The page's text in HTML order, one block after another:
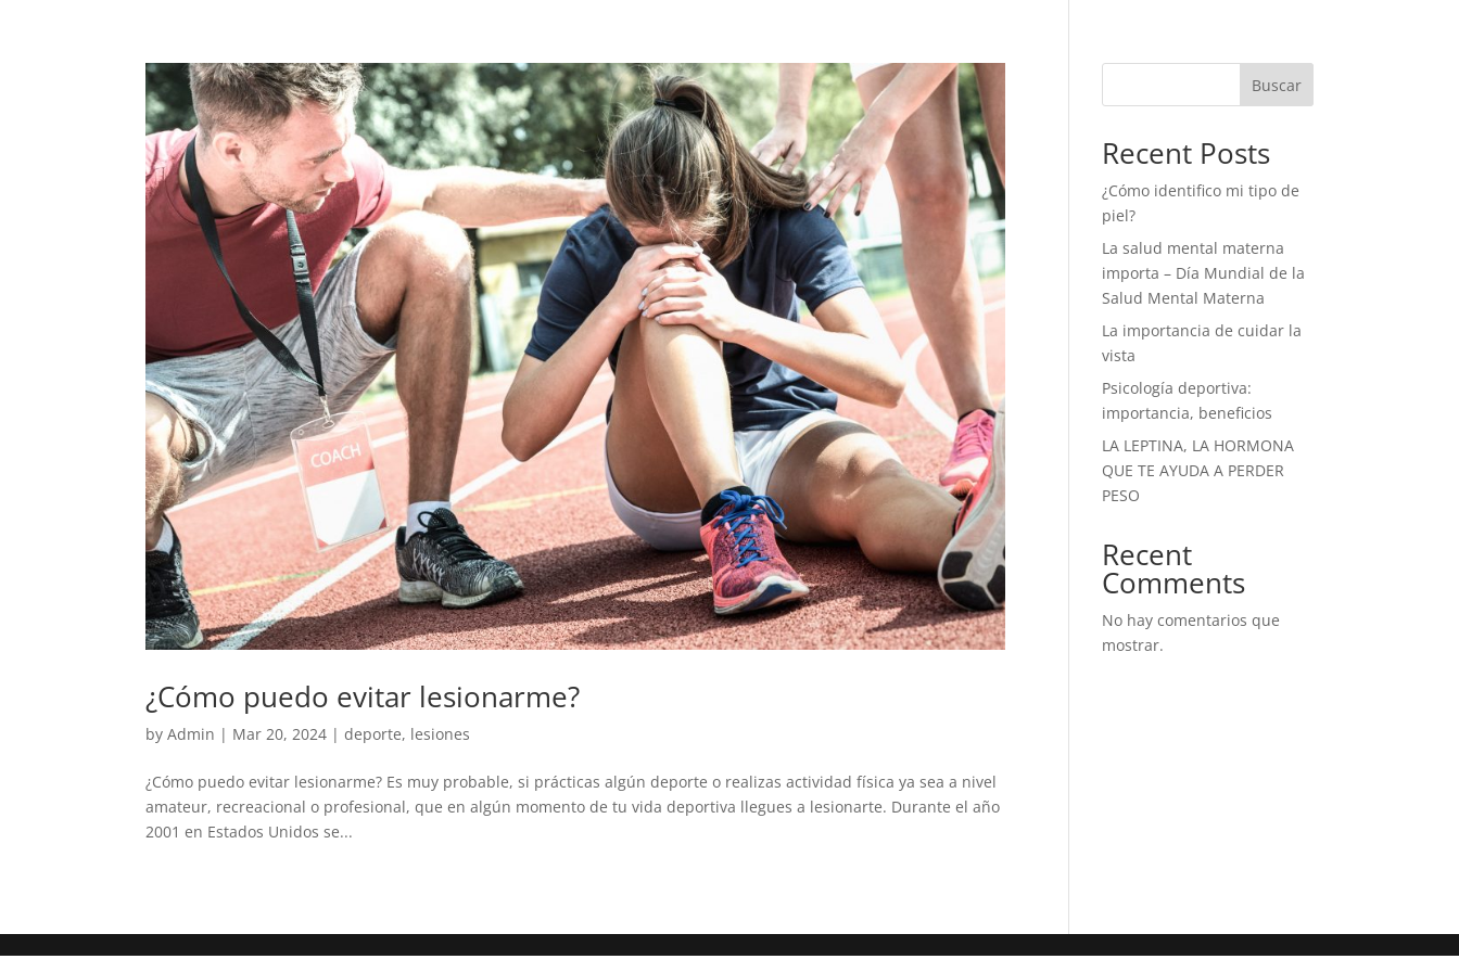
¿Cómo puedo evitar lesionarme?
byAdmin | Mar 20, 2024 |deporte, lesiones
¿Cómo puedo evitar lesionarme? Es muy probable, si prácticas algún deporte o realizas actividad física ya sea a nivel
amateur, recreacional o profesional, que en algún momento de tu vida deportiva llegues a lesionarte. Durante el año
2001 en Estados Unidos se...
Buscar
Recent Posts
¿Cómo identifico mi tipo de
piel?
La salud mental materna
importa – Día Mundial de la
Salud Mental Materna
La importancia de cuidar la
vista
Psicología deportiva:
importancia, beneficios
LA LEPTINA, LA HORMONA
QUE TE AYUDA A PERDER
PESO
Recent
Comments
No hay comentarios que
mostrar.